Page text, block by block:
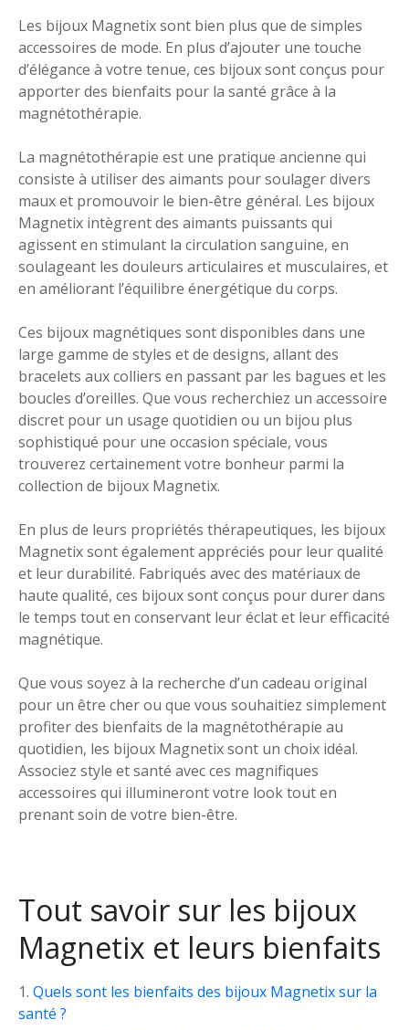
Les bijoux Magnetix sont bien plus que de simples
accessoires de mode. En plus d’ajouter une touche
d’élégance à votre tenue, ces bijoux sont conçus pour
apporter des bienfaits pour la santé grâce à la
magnétothérapie.
La magnétothérapie est une pratique ancienne qui
consiste à utiliser des aimants pour soulager divers
maux et promouvoir le bien-être général. Les bijoux
Magnetix intègrent des aimants puissants qui
agissent en stimulant la circulation sanguine, en
soulageant les douleurs articulaires et musculaires, et
en améliorant l’équilibre énergétique du corps.
Ces bijoux magnétiques sont disponibles dans une
large gamme de styles et de designs, allant des
bracelets aux colliers en passant par les bagues et les
boucles d’oreilles. Que vous recherchiez un accessoire
discret pour un usage quotidien ou un bijou plus
sophistiqué pour une occasion spéciale, vous
trouverez certainement votre bonheur parmi la
collection de bijoux Magnetix.
En plus de leurs propriétés thérapeutiques, les bijoux
Magnetix sont également appréciés pour leur qualité
et leur durabilité. Fabriqués avec des matériaux de
haute qualité, ces bijoux sont conçus pour durer dans
le temps tout en conservant leur éclat et leur efficacité
magnétique.
Que vous soyez à la recherche d’un cadeau original
pour un être cher ou que vous souhaitiez simplement
profiter des bienfaits de la magnétothérapie au
quotidien, les bijoux Magnetix sont un choix idéal.
Associez style et santé avec ces magnifiques
accessoires qui illumineront votre look tout en
prenant soin de votre bien-être.
Tout savoir sur les bijoux
Magnetix et leurs bienfaits
Quels sont les bienfaits des bijoux Magnetix sur la
santé ?